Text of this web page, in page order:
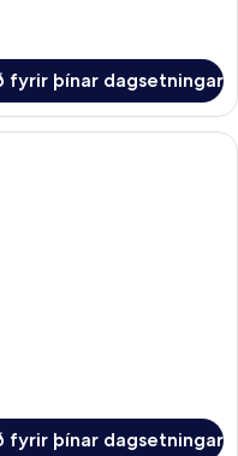
fyrir þínar dagsetningar
- útsýni yfir hafið | Rúmföt
fyrir þínar dagsetningar